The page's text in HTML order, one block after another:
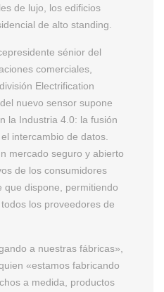
de lujo, los edificios
de alto standing.
sénior del
comerciales,
Electrification
nuevo sensor supone
la Industria 4.0: la fusión
intercambio de datos.
mercado seguro y abierto
de los consumidores
que dispone, permitiendo
los proveedores de
a nuestras fábricas»,
«estamos fabricando
a medida, productos